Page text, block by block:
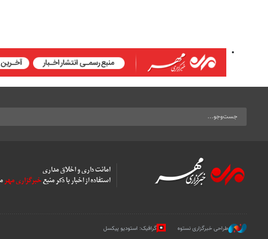
طراحی خبرگزاری نستوه گرافیک: استودیو پیکسل